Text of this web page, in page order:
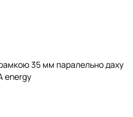
35 мм паралельно даху
energy